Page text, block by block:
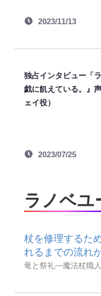
2023/11/13
独占インタビュー「
戯に飢えている。』
ェイ役）
2023/07/25
ラノベユ
杖を修理するた
れるまでの流れ
竜と祭礼―魔法杖職